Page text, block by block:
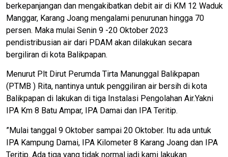
berkepanjangan dan mengakibatkan debit air di KM 12 Waduk
Manggar, Karang Joang mengalami penurunan hingga 70
persen. Maka mulai Senin 9 -20 Oktober 2023
pendistribusian air dari PDAM akan dilakukan secara
bergiliran di kota Balikpapan.
Menurut Plt Dirut Perumda Tirta Manunggal Balikpapan
(PTMB ) Rita, nantinya untuk penggiliran air bersih di kota
Balikpapan di lakukan di tiga Instalasi Pengolahan Air.Yakni
IPA Km 8 Batu Ampar, IPA Damai dan IPA Teritip.
”Mulai tanggal 9 Oktober sampai 20 Oktober. Itu ada untuk
IPA Kampung Damai, IPA Kilometer 8 Karang Joang dan IPA
Teritip. Ada tiga yang tidak normal jadi kami lakukan